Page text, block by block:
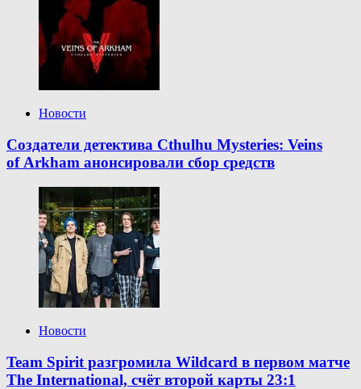
Новости
Создатели детектива Cthulhu Mysteries: Veins
of Arkham анонсировали сбор средств
Новости
Team Spirit разгромила Wildcard в первом матче
The International, счёт второй карты 23:1